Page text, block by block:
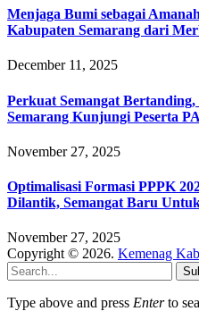
Menjaga Bumi sebagai
Kabupaten Semarang dari
December 11, 2025
Perkuat Semangat
Semarang Kunjungi Peserta
November 27, 2025
Optimalisasi Formasi PPPK
Dilantik, Semangat Baru
November 27, 2025
Copyright © 2026. Kemenag
Type above and press Enterto